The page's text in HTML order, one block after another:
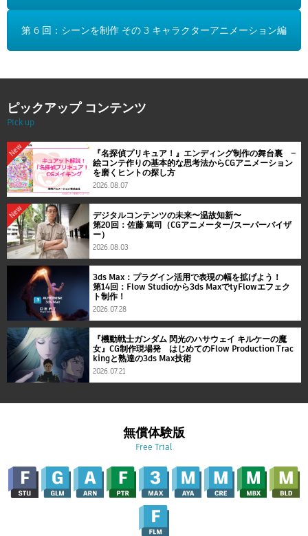
第 6 回：シーンを制作 その 3 キャラクターアニメーション編
ピックアップ コンテンツ
Pick up
New
『名探偵プリキュア！』エンディング制作の舞台裏 ―
絵コンテ作りの基本的な思考法からCGアニメーション
を磨くヒントの探し方
2026.08.07
New
デジタルコンテンツの未来〜温故知新〜
第20回：佐藤 篤司（CGアニメーター/スーパーバイザ
ー）
2026.08.03
3ds Max：プラグイン活用で表現の幅を拡げよう！
第14回：Flow Studioから3ds MaxでtyFlowエフェク
ト制作！
2026.07.28
『機動戦士ガンダム 閃光のハサウェイ キルケーの魔
女』CG制作現場発 はじめてのFlow Production Trac
kingと熟達の3ds Max技術
2026.07.21
無償体験版
Free Trial